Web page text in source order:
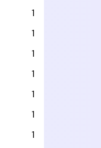
1
1
1
1
1
1
1